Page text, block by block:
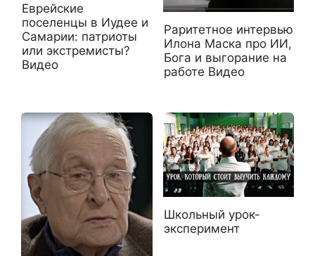
Еврейские
поселенцы в Иудее и
Самарии: патриоты
или экстремисты?
Видео
Раритетное интервью
Илона Маска про ИИ,
Бога и выгорание на
работе Видео
Школьный урок-
эксперимент